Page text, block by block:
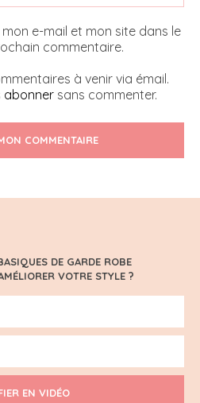
e-mail et mon site dans le
commentaire.
à venir via émail.
abonner sans commenter.
COMMENTAIRE
DE GARDE ROBE
VOTRE STYLE ?
EN VIDÉO